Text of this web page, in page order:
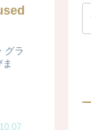
グラ